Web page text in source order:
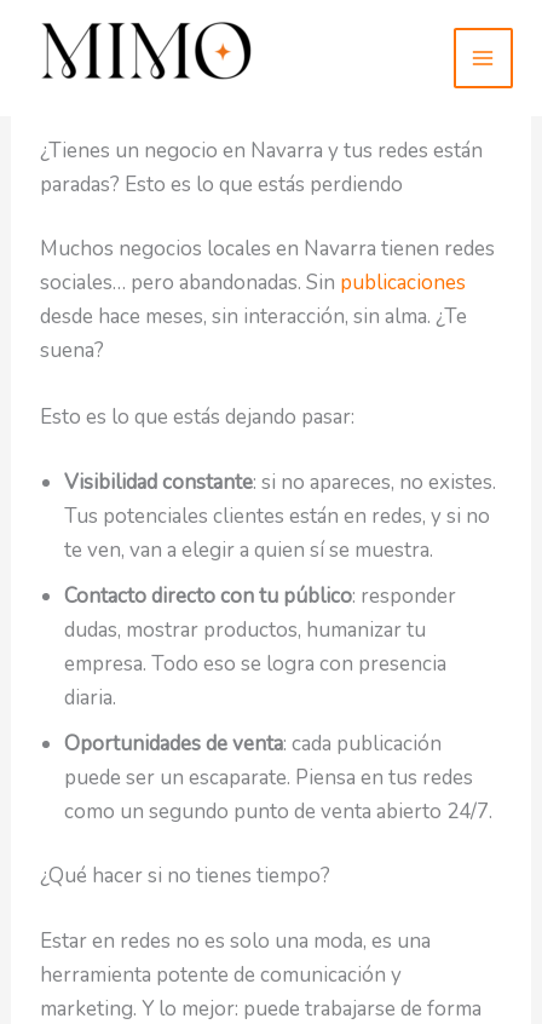
contenido
¿Tienes un negocio en Navarra y tus redes están
paradas? Esto es lo que estás perdiendo
Muchos negocios locales en Navarra tienen redes
sociales… pero abandonadas. Sin publicaciones
desde hace meses, sin interacción, sin alma. ¿Te
suena?
Esto es lo que estás dejando pasar:
Visibilidad constante: si no apareces, no existes.
Tus potenciales clientes están en redes, y si no
te ven, van a elegir a quien sí se muestra.
Contacto directo con tu público: responder
dudas, mostrar productos, humanizar tu
empresa. Todo eso se logra con presencia
diaria.
Oportunidades de venta: cada publicación
puede ser un escaparate. Piensa en tus redes
como un segundo punto de venta abierto 24/7.
¿Qué hacer si no tienes tiempo?
Estar en redes no es solo una moda, es una
herramienta potente de comunicación y
marketing. Y lo mejor: puede trabajarse de forma